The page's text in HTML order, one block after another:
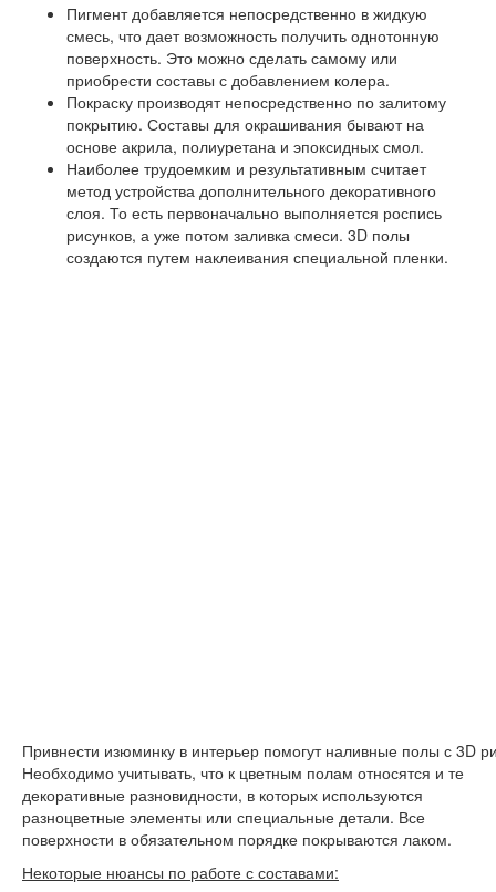
Пигмент добавляется непосредственно в жидкую
смесь, что дает возможность получить однотонную
поверхность. Это можно сделать самому или
приобрести составы с добавлением колера.
Покраску производят непосредственно по залитому
покрытию. Составы для окрашивания бывают на
основе акрила, полиуретана и эпоксидных смол.
Наиболее трудоемким и результативным считает
метод устройства дополнительного декоративного
слоя. То есть первоначально выполняется роспись
рисунков, а уже потом заливка смеси. 3D полы
создаются путем наклеивания специальной пленки.
Привнести изюминку в интерьер помогут наливные полы с 3D
Необходимо учитывать, что к цветным полам относятся и те
декоративные разновидности, в которых используются
разноцветные элементы или специальные детали. Все
поверхности в обязательном порядке покрываются лаком.
Некоторые нюансы по работе с составами: